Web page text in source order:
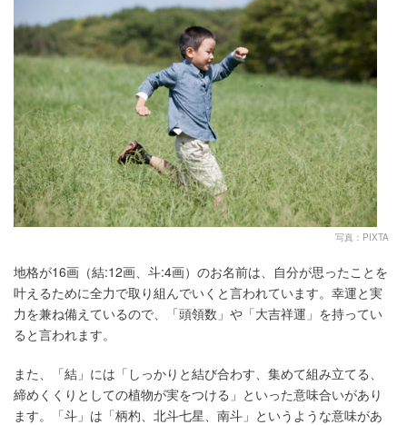
写真：PIXTA
地格が16画（結:12画、斗:4画）のお名前は、自分が思ったことを
叶えるために全力で取り組んでいくと言われています。幸運と実
力を兼ね備えているので、「頭領数」や「大吉祥運」を持ってい
ると言われます。
また、「結」には「しっかりと結び合わす、集めて組み立てる、
締めくくりとしての植物が実をつける」といった意味合いがあり
ます。「斗」は「柄杓、北斗七星、南斗」というような意味があ